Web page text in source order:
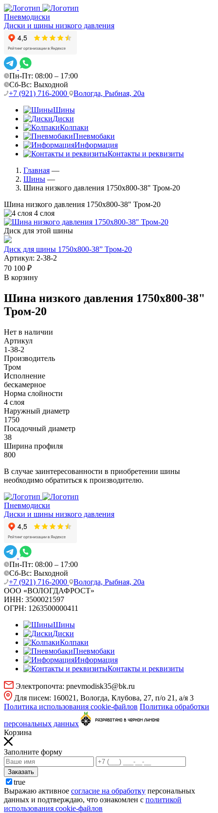
Пневмодиски
Диски и шины низкого давления
Пн-Пт: 08:00 – 17:00
Сб-Вс: Выходной
+7 (921) 716-2000
Вологда, Рыбная, 20а
Шины
Диски
Колпаки
Пневмобаки
Информация
Контакты и реквизиты
Главная —
Шины —
Шина низкого давления 1750х800-38" Тром-20
Шина низкого давления 1750х800-38" Тром-20
4 слоя
Диск для этой шины
Диск для шины 1750х800-38” Тром-20
Артикул: 2-38-2
70 100 ₽
В корзину
Шина низкого давления 1750х800-38"
Тром-20
Нет в наличии
Артикул
1-38-2
Производитель
Тром
Исполнение
бескамерное
Норма слойности
4 слоя
Наружный диаметр
1750
Посадочный диаметр
38
Ширина профиля
800
В случае заинтересованности в приобретении шины
необходимо обратиться к производителю.
Пневмодиски
Диски и шины низкого давления
Пн-Пт: 08:00 – 17:00
Сб-Вс: Выходной
+7 (921) 716-2000
Вологда, Рыбная, 20а
ООО «ВОЛОГДАФРОСТ»
ИНН: 3500021597
ОГРН: 1263500000411
Шины
Диски
Колпаки
Пневмобаки
Информация
Контакты и реквизиты
Электропочта: pnevmodisk35@bk.ru
Для писем: 160021, Вологда, Клубова, 27, п/о 21, а/я 3
Политика использования cookie-файлов Политика обработки
персональных данных
Корзина
Заполните форму
Заказать
true
Выражаю активное согласие на обработку персональных
данных и подтверждаю, что ознакомлен с политикой
использования cookie-файлов